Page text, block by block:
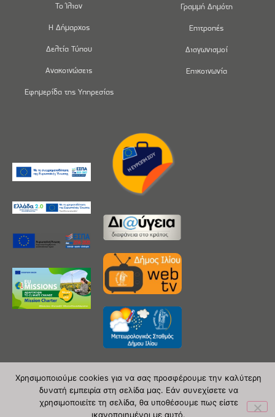
Το Ίλιον
Η Δήμαρχος
Δελτία Τύπου
Ανακοινώσεις
Εφημερίδα της Υπηρεσίας
Γραμμή Δημότη
Επιτροπές
Διαγωνισμοί
Επικοινωνία
Copyright 2020 © Δήμος Ιλίου
Χρησιμοποιούμε cookies για να σας προσφέρουμε την καλύτερη
δυνατή εμπειρία στη σελίδα μας. Εάν συνεχίσετε να
χρησιμοποιείτε τη σελίδα, θα υποθέσουμε πως είστε
ικανοποιημένοι με αυτό.